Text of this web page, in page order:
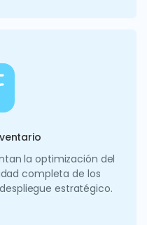
la optimización del
completa de los
estratégico.